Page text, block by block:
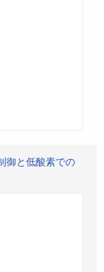
御と低酸素での